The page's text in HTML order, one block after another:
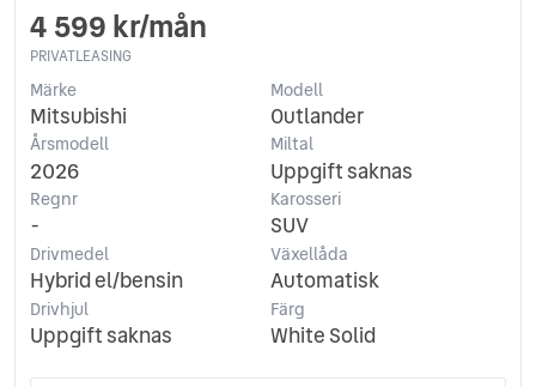
4 599 kr/mån
PRIVATLEASING
Märke
Mitsubishi
Modell
Outlander
Årsmodell
2026
Miltal
Uppgift saknas
Regnr
-
Karosseri
SUV
Drivmedel
Hybrid el/bensin
Växellåda
Automatisk
Drivhjul
Uppgift saknas
Färg
White Solid